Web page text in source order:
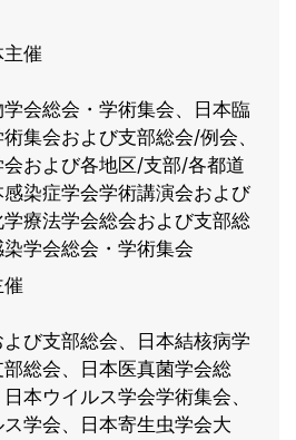
催
会総会・学術集会、日本臨
集会および支部総会/例会、
および各地区/支部/各都道
染症学会学術講演会および
療法学会総会および支部総
学会総会・学術集会
よび支部総会、日本結核病学
総会、日本医真菌学会総
本ウイルス学会学術集会、
ス学会、日本寄生虫学会大